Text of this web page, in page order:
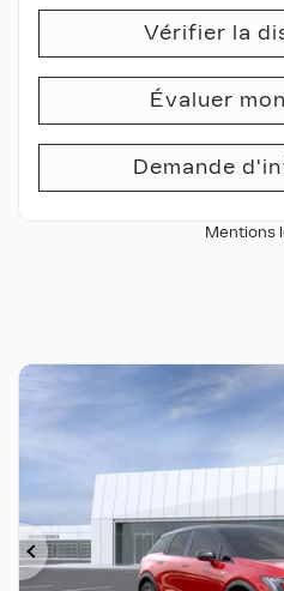
Vérifier la
Évaluer
Demande
Mentions
Précédent